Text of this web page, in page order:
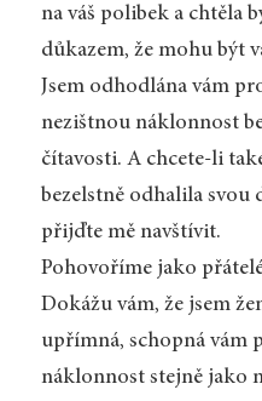
na váš polibek a chtěla
důkazem, že mohu být
Jsem odhodlána vám
nezištnou náklonnost
čítavosti. A chcete-li
bezelstně odhalila svou
přijďte mě navštívit.
Pohovoříme jako
Dokážu vám, že jsem
upřímná, schopná vám
náklonnost stejně jako